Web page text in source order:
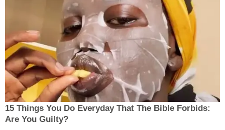
15 Things You Do Everyday That The Bible Forbids:
Are You Guilty?